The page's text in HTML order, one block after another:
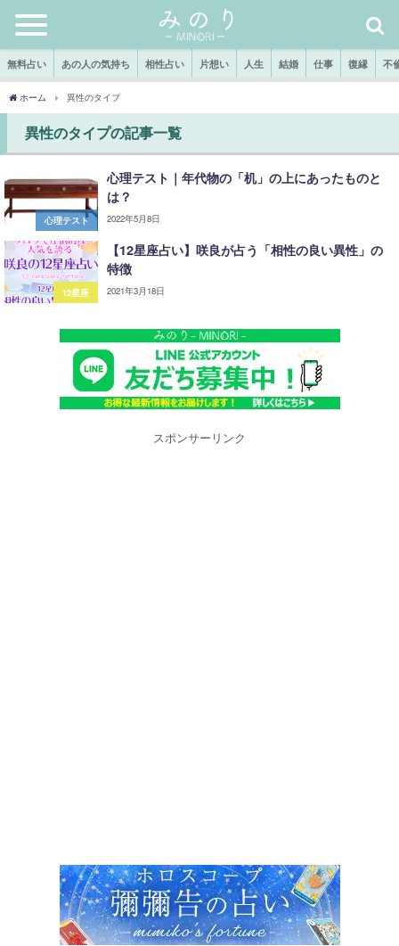
無料占い あの人の気持ち 相性占い 片想い 人生 結婚 仕事 復縁 不
ホーム 異性のタイプ
異性のタイプの記事一覧
心理テスト
心理テスト｜年代物の「机」の上にあったものと
は？
2022年5月8日
12星座
【12星座占い】咲良が占う「相性の良い異性」の
特徴
2021年3月18日
スポンサーリンク